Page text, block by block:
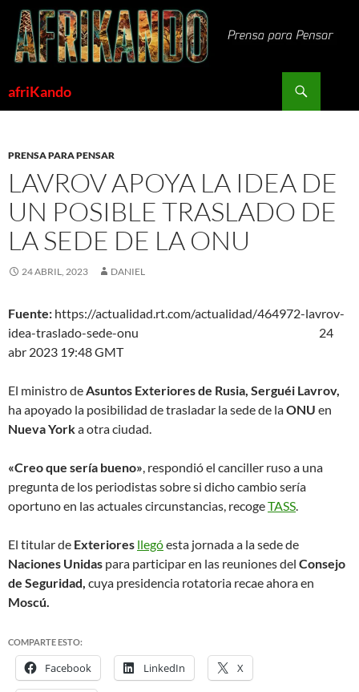
Saltar
contenido
afriKando
PRENSA PARA PENSAR
LAVROV APOYA LA IDEA DE
UN POSIBLE TRASLADO DE
LA SEDE DE LA ONU
24 ABRIL, 2023 DANIEL
Fuente: https://actualidad.rt.com/actualidad/464972-lavrov-
idea-traslado-sede-onu 24
abr 2023 19:48 GMT
El ministro deAsuntos Exteriores de Rusia, Serguéi Lavrov,
ha apoyado la posibilidad de trasladar la sede de laONU en
Nueva Yorka otra ciudad.
«Creo que sería bueno», respondió el canciller ruso a una
pregunta de los periodistas sobre si dicho cambio sería
oportuno en las actuales circunstancias, recogeTASS.
El titular de Exteriores llegóesta jornada a la sede de
Naciones Unidas para participar en las reuniones del Consejo
de Seguridad, cuya presidencia rotatoria recae ahora en
Moscú.
COMPARTE ESTO:
Facebook LinkedIn X